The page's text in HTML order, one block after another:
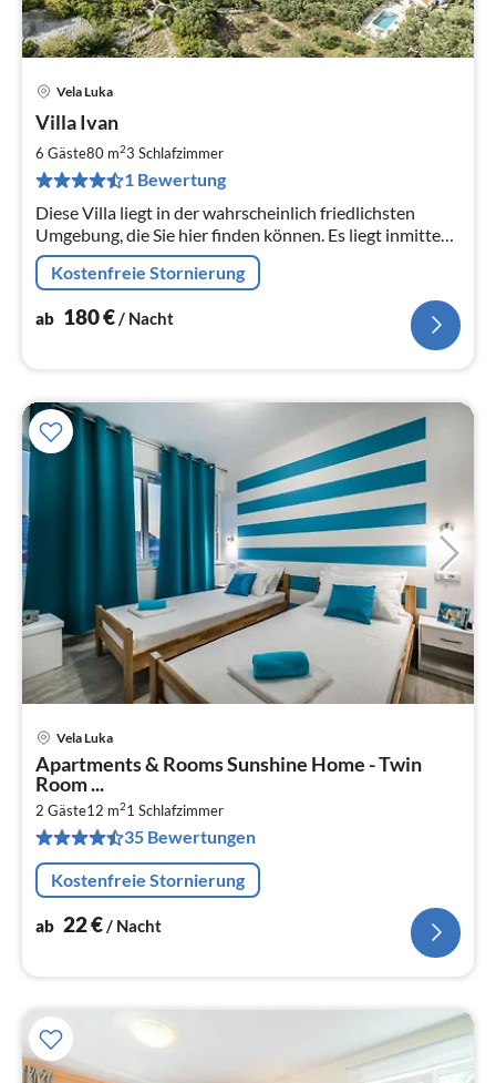
Vela Luka
Villa Ivan
6 Gäste80 m23 Schlafzimmer
1 Bewertung
Diese Villa liegt in der wahrscheinlich friedlichsten
Umgebung, die Sie hier finden können. Es liegt inmitten
eines Olivenhains auf einem riesigen Grundstück,
Kostenfreie Stornierung
ab 180€ / Nacht
Vela Luka
Apartments & Rooms Sunshine Home - Twin
Room ...
2 Gäste12 m21 Schlafzimmer
35 Bewertungen
Kostenfreie Stornierung
ab 22€/ Nacht